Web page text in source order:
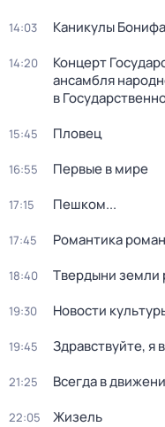
14:03 Каникулы
14:20
Концерт
ансамбля
в
15:45 Пловец
16:55 Первые в мире
17:15 Пешком...
17:45 Романтика
18:40 Твердыни земли
19:30 Новости
19:45 Здравствуйте, я
21:25 Всегда в
22:05 Жизель